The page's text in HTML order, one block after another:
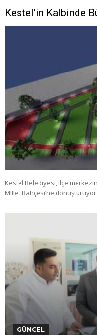
Kestel’in Kalbinde
Kestel Belediyesi, ilçe
Millet Bahçesi’ne
GÜNCEL